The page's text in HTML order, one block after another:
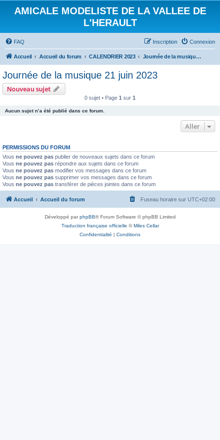
AMICALE MODELISTE DE LA VALLEE DE
L'HERAULT
FAQ Connexion
Inscription
Accueil Accueil du forum CALENDRIER 2023 Journée de la musique 21 juin 2023
Journée de la musique 21 juin 2023
Nouveau sujet
0 sujet • Page 1 sur 1
Aucun sujet n’a été publié dans ce forum.
Aller
PERMISSIONS DU FORUM
Vous ne pouvez pas publier de nouveaux sujets dans ce forum
Vous ne pouvez pas répondre aux sujets dans ce forum
Vous ne pouvez pas modifier vos messages dans ce forum
Vous ne pouvez pas supprimer vos messages dans ce forum
Vous ne pouvez pas transférer de pièces jointes dans ce forum
Accueil Accueil du forum Fuseau horaire sur UTC+02:00
Développé parphpBB® Forum Software © phpBB Limited
Traduction française officielle ©Miles Cellar
Confidentialité | Conditions